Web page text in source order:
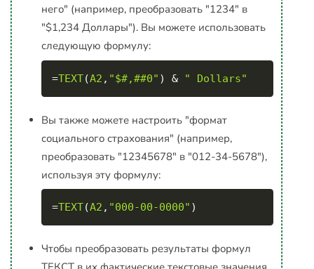
него" (например, преобразовать "1234" в
"$1,234 Доллары"). Вы можете использовать
следующую формулу:
=TEXT(A2 , "$#,##0" ) & " Dollars"
Copy
Вы также можете настроить "формат
социального страхования" (например,
преобразовать "12345678" в "012-34-5678"),
используя эту формулу:
=TEXT(A2 , "000-00-0000" )
Чтобы преобразовать результаты формул